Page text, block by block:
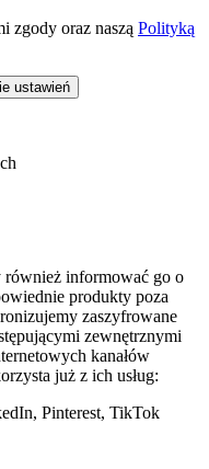
zgody oraz naszą Polityką
ustawień
również informować go o
produkty poza
zaszyfrowane
zewnętrznymi
kanałów
już z ich usług:
Pinterest, TikTok